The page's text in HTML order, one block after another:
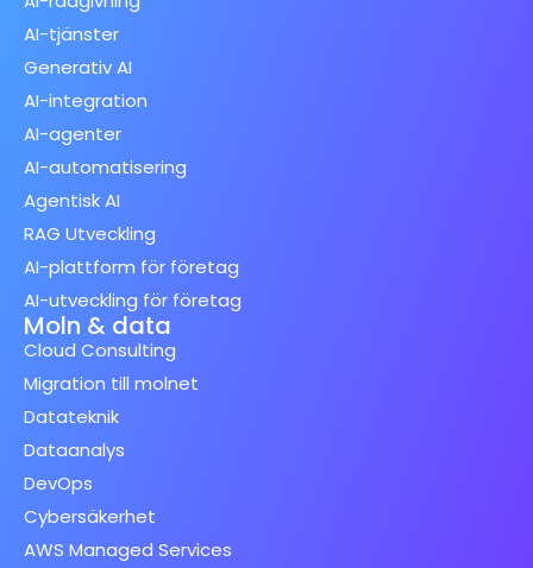
AI-tjänster
Generativ AI
AI-integration
AI-agenter
AI-automatisering
Agentisk AI
RAG Utveckling
AI-plattform för företag
AI-utveckling för företag
Moln & data
Cloud Consulting
Migration till molnet
Datateknik
Dataanalys
DevOps
Cybersäkerhet
AWS Managed Services